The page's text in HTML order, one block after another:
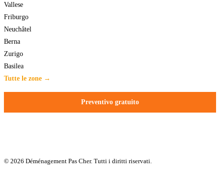
Vallese
Friburgo
Neuchâtel
Berna
Zurigo
Basilea
Tutte le zone →
Preventivo gratuito
© 2026 Déménagement Pas Cher. Tutti i diritti riservati.